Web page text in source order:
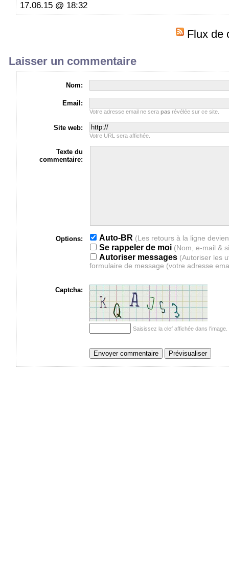
17.06.15 @ 18:32
Flux de
Laisser un commentaire
Nom:
Email:
Votre adresse email ne serapas révélée sur ce site.
Site web:
Votre URL sera affichée.
Texte du
commentaire:
Options:
Auto-BR
Se rappeler de moi (Nom, e-mail &
Autoriser messages (Autoriser les
formulaire de message (votre adresse
Captcha:
Saisissez la clef affichée dans